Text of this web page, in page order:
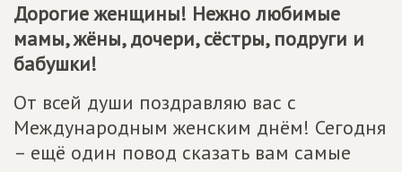
Дорогие женщины! Нежно любимые
мамы, жёны, дочери, сёстры, подруги и
бабушки!
От всей души поздравляю вас с
Международным женским днём! Сегодня
– ещё один повод сказать вам самые